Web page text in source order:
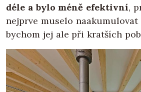
déle a bylo méně efektivní,
nejprve muselo naakumulovat
bychom jej ale při kratších